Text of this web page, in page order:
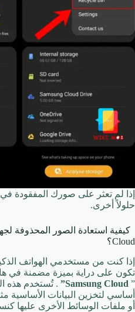
إذا لم تعثر على صورك المفقودة
حلولاً أخرى.
Cloud؟
تكون على دراية بميزة مضمنة في
”
Samsung Cloud”
. تُستخدم هذه
أساسي لتخزين البيانات الأساسية
أو ملفات الوسائط الأخرى عليها